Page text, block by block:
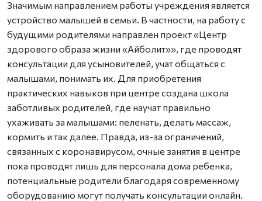
Значимым направлением работы учреждения является
устройство малышей в семьи. В частности, на работу с
будущими родителями направлен проект «Центр
здорового образа жизни «Айболит»», где проводят
консультации для усыновителей, учат общаться с
малышами, понимать их. Для приобретения
практических навыков при центре создана школа
заботливых родителей, где научат правильно
ухаживать за малышами: пеленать, делать массаж,
кормить и так далее. Правда, из-за ограничений,
связанных с коронавирусом, очные занятия в центре
пока проводят лишь для персонала дома ребенка,
потенциальные родители благодаря современному
оборудованию могут получать консультации онлайн.